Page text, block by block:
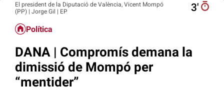
El president de la Diputació de València, Vicent Mompó
(PP) | Jorge Gil | EP
3′
Política
DANA | Compromís demana la
dimissió de Mompó per
“mentider”